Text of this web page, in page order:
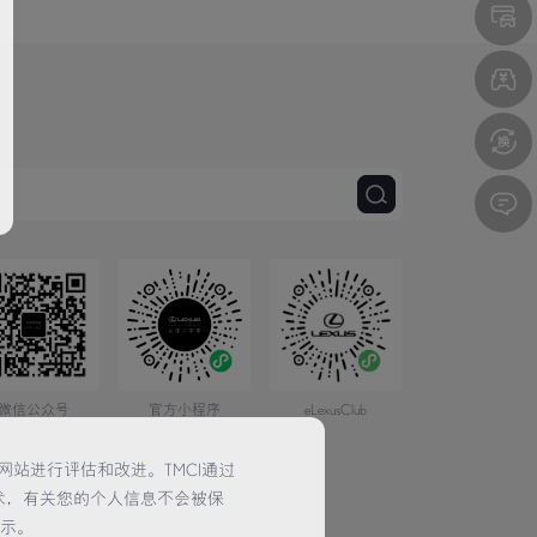
站进行评估和改进。TMCI通过
有关您的个人信息不会被保
。
信公众号 官方小程序 eLexusClub